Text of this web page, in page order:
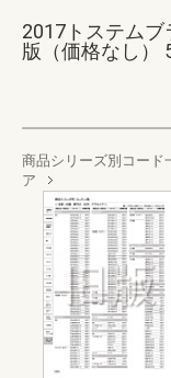
2017トステム
版（価格なし）
商品シリーズ別コード
ア